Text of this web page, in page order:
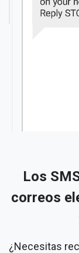
Los
correos
¿Necesitas